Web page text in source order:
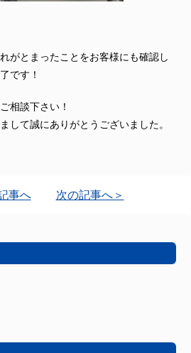
がとまったことをお客様にも確認し
です！
相談下さい！
して誠にありがとうございました。
事へ 次の記事へ＞